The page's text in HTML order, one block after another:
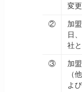
変
②
加
日
社
③
加
（
よ